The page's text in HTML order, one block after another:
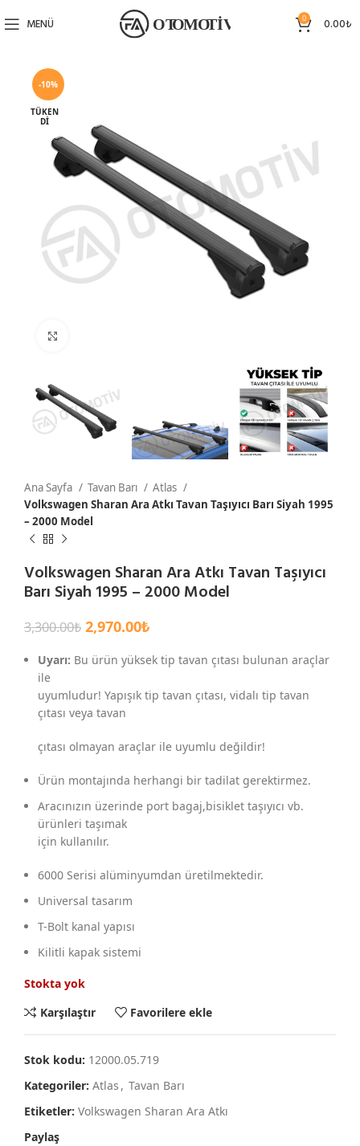
MENÜ 0 0.00₺
-10%
TÜKEN
DI
Ana Sayfa Tavan Barı
Atlas
Volkswagen Sharan Ara Atkı Tavan Taşıyıcı Barı Siyah 1995
– 2000 Model
Volkswagen Sharan Ara Atkı Tavan Taşıyıcı
Barı Siyah 1995 – 2000 Model
3,300.00₺ 2,970.00₺
Uyarı: Bu ürün yüksek tip tavan çıtası bulunan araçlar
ile
uyumludur! Yapışık tip tavan çıtası, vidalı tip tavan
çıtası veya tavan
çıtası olmayan araçlar ile uyumlu değildir!
Ürün montajında herhangi bir tadilat gerektirmez.
Aracınızın üzerinde port bagaj,bisiklet taşıyıcı vb.
ürünleri taşımak
için kullanılır.
6000 Serisi alüminyumdan üretilmektedir.
Universal tasarım
T-Bolt kanal yapısı
Kilitli kapak sistemi
Stokta yok
Karşılaştır
Favorilere ekle
Stok kodu: 12000.05.719
Kategoriler: Atlas , Tavan Barı
Etiketler: Volkswagen Sharan Ara Atkı
Paylaş